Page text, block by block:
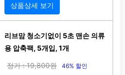
상품상세 보기
리브맘 청소기없이 5초 맨손 의류
용 압축팩, 5개입, 1개
정가 : 19,800원 46% 할인